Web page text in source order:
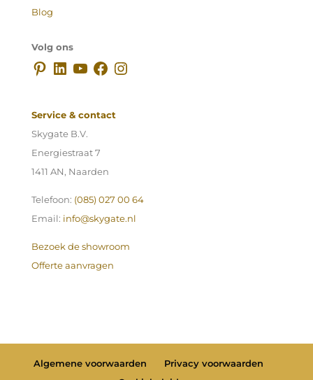
Blog
Volg ons
Pinterest
LinkedIn
YouTube
Facebook
Instagram
Service & contact
Skygate B.V.
Energiestraat 7
1411 AN, Naarden
Telefoon: (085) 027 00 64
Email: info@skygate.nl
Bezoek de showroom
Offerte aanvragen
Algemene voorwaarden
Privacy voorwaarden